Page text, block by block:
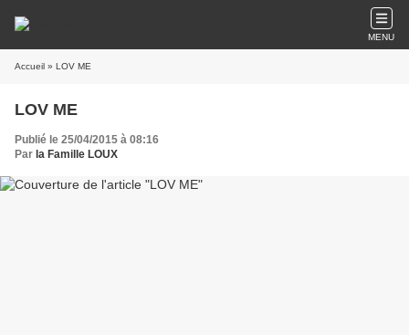
MENU
Accueil » LOV ME
LOV ME
Publié le 25/04/2015 à 08:16
Par la Famille LOUX